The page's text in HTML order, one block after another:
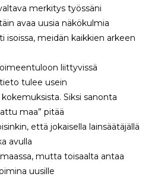
merkitys työssäni
avaa uusia näkökulmia
isoissa, meidän kaikkien arkeen
liittyvissä
tulee usein
Siksi sanonta
maa” pitää
että jokaisella lainsäätäjällä
avulla
mutta toisaalta antaa
uusille